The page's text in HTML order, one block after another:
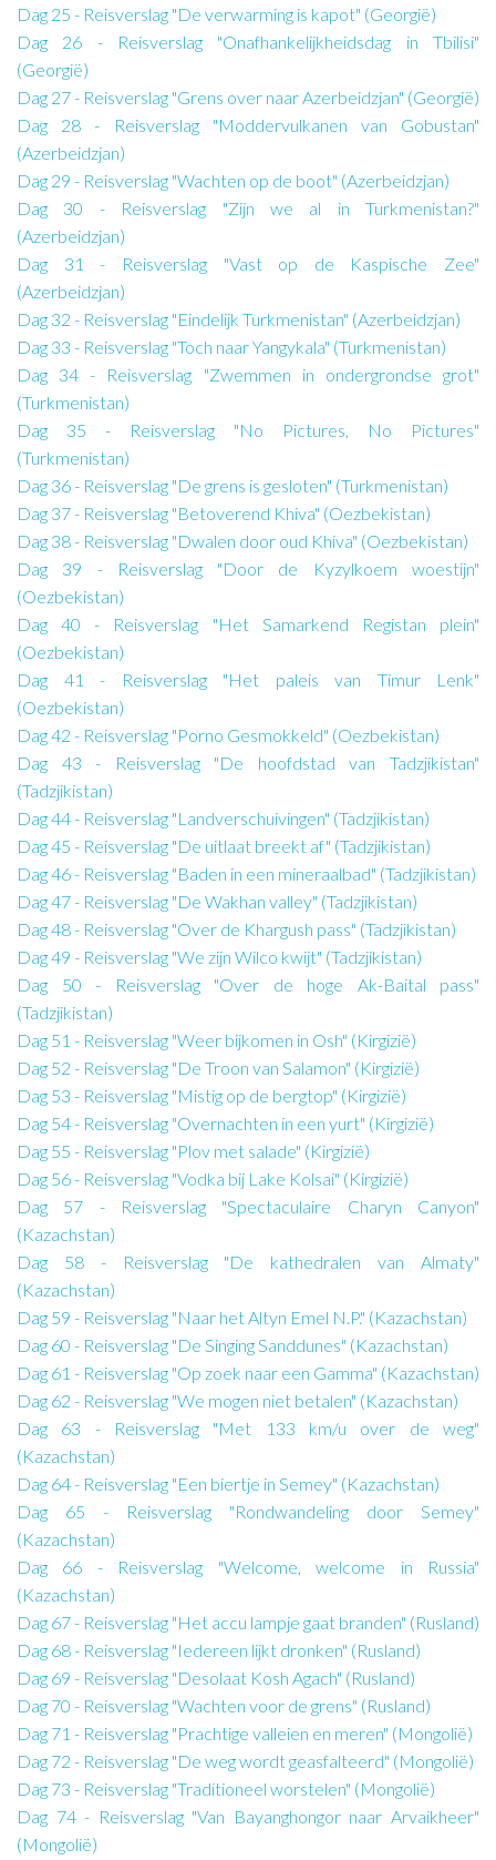
Dag 25 - Reisverslag "De verwarming is kapot" (Georgië)
Dag 26 - Reisverslag "Onafhankelijkheidsdag in Tbilisi"
(Georgië)
Dag 27 - Reisverslag "Grens over naar Azerbeidzjan" (Georgië)
Dag 28 - Reisverslag "Moddervulkanen van Gobustan"
(Azerbeidzjan)
Dag 29 - Reisverslag "Wachten op de boot" (Azerbeidzjan)
Dag 30 - Reisverslag "Zijn we al in Turkmenistan?"
(Azerbeidzjan)
Dag 31 - Reisverslag "Vast op de Kaspische Zee"
(Azerbeidzjan)
Dag 32 - Reisverslag "Eindelijk Turkmenistan" (Azerbeidzjan)
Dag 33 - Reisverslag "Toch naar Yangykala" (Turkmenistan)
Dag 34 - Reisverslag "Zwemmen in ondergrondse grot"
(Turkmenistan)
Dag 35 - Reisverslag "No Pictures, No Pictures"
(Turkmenistan)
Dag 36 - Reisverslag "De grens is gesloten" (Turkmenistan)
Dag 37 - Reisverslag "Betoverend Khiva" (Oezbekistan)
Dag 38 - Reisverslag "Dwalen door oud Khiva" (Oezbekistan)
Dag 39 - Reisverslag "Door de Kyzylkoem woestijn"
(Oezbekistan)
Dag 40 - Reisverslag "Het Samarkend Registan plein"
(Oezbekistan)
Dag 41 - Reisverslag "Het paleis van Timur Lenk"
(Oezbekistan)
Dag 42 - Reisverslag "Porno Gesmokkeld" (Oezbekistan)
Dag 43 - Reisverslag "De hoofdstad van Tadzjikistan"
(Tadzjikistan)
Dag 44 - Reisverslag "Landverschuivingen" (Tadzjikistan)
Dag 45 - Reisverslag "De uitlaat breekt af" (Tadzjikistan)
Dag 46 - Reisverslag "Baden in een mineraalbad" (Tadzjikistan)
Dag 47 - Reisverslag "De Wakhan valley" (Tadzjikistan)
Dag 48 - Reisverslag "Over de Khargush pass" (Tadzjikistan)
Dag 49 - Reisverslag "We zijn Wilco kwijt" (Tadzjikistan)
Dag 50 - Reisverslag "Over de hoge Ak-Baital pass"
(Tadzjikistan)
Dag 51 - Reisverslag "Weer bijkomen in Osh" (Kirgizië)
Dag 52 - Reisverslag "De Troon van Salamon" (Kirgizië)
Dag 53 - Reisverslag "Mistig op de bergtop" (Kirgizië)
Dag 54 - Reisverslag "Overnachten in een yurt" (Kirgizië)
Dag 55 - Reisverslag "Plov met salade" (Kirgizië)
Dag 56 - Reisverslag "Vodka bij Lake Kolsai" (Kirgizië)
Dag 57 - Reisverslag "Spectaculaire Charyn Canyon"
(Kazachstan)
Dag 58 - Reisverslag "De kathedralen van Almaty"
(Kazachstan)
Dag 59 - Reisverslag "Naar het Altyn Emel N.P." (Kazachstan)
Dag 60 - Reisverslag "De Singing Sanddunes" (Kazachstan)
Dag 61 - Reisverslag "Op zoek naar een Gamma" (Kazachstan)
Dag 62 - Reisverslag "We mogen niet betalen" (Kazachstan)
Dag 63 - Reisverslag "Met 133 km/u over de weg"
(Kazachstan)
Dag 64 - Reisverslag "Een biertje in Semey" (Kazachstan)
Dag 65 - Reisverslag "Rondwandeling door Semey"
(Kazachstan)
Dag 66 - Reisverslag "Welcome, welcome in Russia"
(Kazachstan)
Dag 67 - Reisverslag "Het accu lampje gaat branden" (Rusland)
Dag 68 - Reisverslag "Iedereen lijkt dronken" (Rusland)
Dag 69 - Reisverslag "Desolaat Kosh Agach" (Rusland)
Dag 70 - Reisverslag "Wachten voor de grens" (Rusland)
Dag 71 - Reisverslag "Prachtige valleien en meren" (Mongolië)
Dag 72 - Reisverslag "De weg wordt geasfalteerd" (Mongolië)
Dag 73 - Reisverslag "Traditioneel worstelen" (Mongolië)
Dag 74 - Reisverslag "Van Bayanghongor naar Arvaikheer"
(Mongolië)